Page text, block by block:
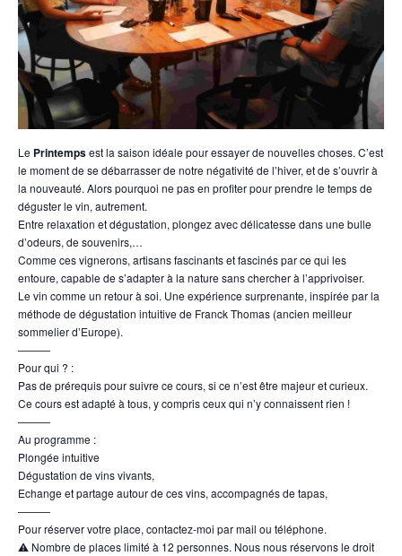
Le Printempsest la saison idéale pour essayer de nouvelles choses. C’est
le moment de se débarrasser de notre négativité de l’hiver, et de s’ouvrir à
la nouveauté. Alors pourquoi ne pas en profiter pour prendre le temps de
déguster le vin, autrement.
Entre relaxation et dégustation, plongez avec délicatesse dans une bulle
d’odeurs, de souvenirs,…
Comme ces vignerons, artisans fascinants et fascinés par ce qui les
entoure, capable de s’adapter à la nature sans chercher à l’apprivoiser.
Le vin comme un retour à soi. Une expérience surprenante, inspirée par la
méthode de dégustation intuitive de Franck Thomas (ancien meilleur
sommelier d’Europe).
———
Pour qui ? :
Pas de prérequis pour suivre ce cours, si ce n’est être majeur et curieux.
Ce cours est adapté à tous, y compris ceux qui n’y connaissent rien !
———
Au programme :
Plongée intuitive
Dégustation de vins vivants,
Echange et partage autour de ces vins, accompagnés de tapas,
———
Pour réserver votre place, contactez-moi par mail ou téléphone.
⚠ Nombre de places limité à 12 personnes. Nous nous réservons le droit